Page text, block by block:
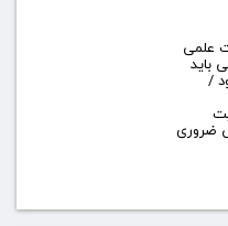
علمی
باید
/
ضروری